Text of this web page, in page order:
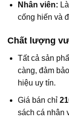
Nhân viên:
cống hiến và
Chất lượng
Tất cả sản
càng, đảm
hiệu uy tín.
Giá bán chỉ
sách cá nhân